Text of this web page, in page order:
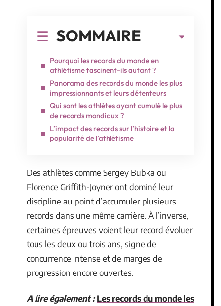
SOMMAIRE
Pourquoi les records du monde en
athlétisme fascinent-ils autant ?
Panorama des records du monde les plus
impressionnants et leurs détenteurs
Qui sont les athlètes ayant cumulé le plus
de records mondiaux ?
L’impact des records sur l’histoire et la
popularité de l’athlétisme
Des athlètes comme Sergey Bubka ou
Florence Griffith-Joyner ont dominé leur
discipline au point d’accumuler plusieurs
records dans une même carrière. À l’inverse,
certaines épreuves voient leur record évoluer
tous les deux ou trois ans, signe de
concurrence intense et de marges de
progression encore ouvertes.
A lire également : Les records du monde les